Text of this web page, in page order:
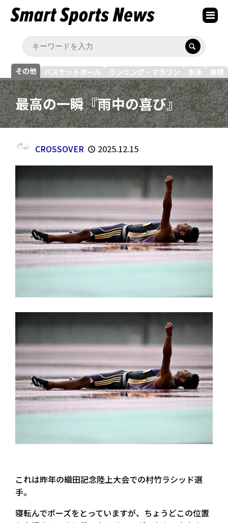
その他 バスケットボール ランニング・マラソン 水泳 卓球
最高の一瞬『雨中の喜び』
CROSSOVER 2025.12.15
これは昨年の織田記念陸上大会での村竹ラシッド選
手。
寝転んでポーズをとっていますが、ちょうどこの位置